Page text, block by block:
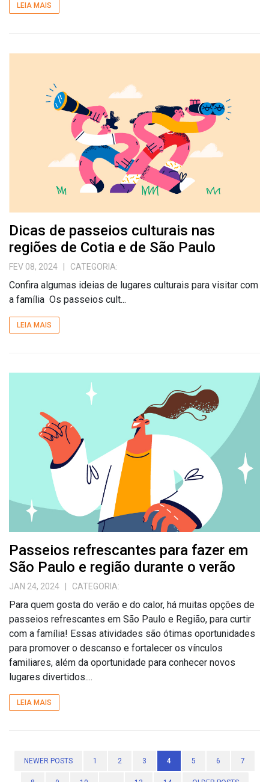
LEIA MAIS
Dicas de passeios culturais nas
regiões de Cotia e de São Paulo
FEV 08, 2024 | CATEGORIA:
Confira algumas ideias de lugares culturais para visitar com
a família Os passeios cult...
LEIA MAIS
Passeios refrescantes para fazer em
São Paulo e região durante o verão
JAN 24, 2024 | CATEGORIA:
Para quem gosta do verão e do calor, há muitas opções de
passeios refrescantes em São Paulo e Região, para curtir
com a família! Essas atividades são ótimas oportunidades
para promover o descanso e fortalecer os vínculos
familiares, além da oportunidade para conhecer novos
lugares divertidos....
LEIA MAIS
NEWER POSTS 1 2 3 4 5 6 7